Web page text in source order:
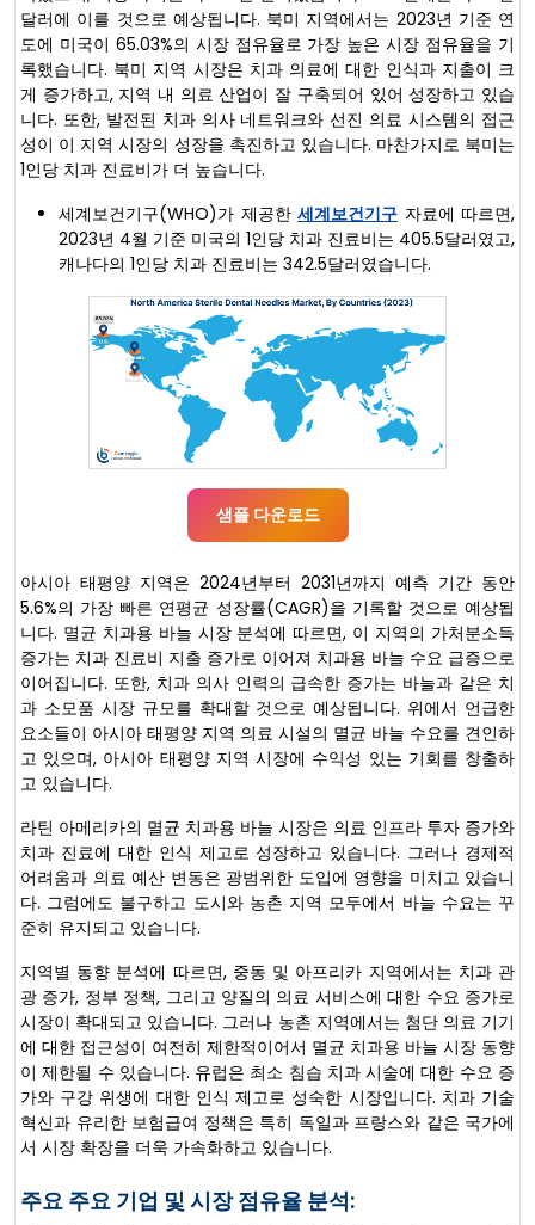
달러에 이를 것으로 예상됩니다. 북미 지역에서는 2023년 기준 연
도에 미국이 65.03%의 시장 점유율로 가장 높은 시장 점유율을 기
록했습니다. 북미 지역 시장은 치과 의료에 대한 인식과 지출이 크
게 증가하고, 지역 내 의료 산업이 잘 구축되어 있어 성장하고 있습
니다. 또한, 발전된 치과 의사 네트워크와 선진 의료 시스템의 접근
성이 이 지역 시장의 성장을 촉진하고 있습니다. 마찬가지로 북미는
1인당 치과 진료비가 더 높습니다.
세계보건기구(WHO)가 제공한 세계보건기구 자료에 따르면,
2023년 4월 기준 미국의 1인당 치과 진료비는 405.5달러였고,
캐나다의 1인당 치과 진료비는 342.5달러였습니다.
샘플 다운로드
아시아 태평양 지역은 2024년부터 2031년까지 예측 기간 동안
5.6%의 가장 빠른 연평균 성장률(CAGR)을 기록할 것으로 예상됩
니다. 멸균 치과용 바늘 시장 분석에 따르면, 이 지역의 가처분소득
증가는 치과 진료비 지출 증가로 이어져 치과용 바늘 수요 급증으로
이어집니다. 또한, 치과 의사 인력의 급속한 증가는 바늘과 같은 치
과 소모품 시장 규모를 확대할 것으로 예상됩니다. 위에서 언급한
요소들이 아시아 태평양 지역 의료 시설의 멸균 바늘 수요를 견인하
고 있으며, 아시아 태평양 지역 시장에 수익성 있는 기회를 창출하
고 있습니다.
라틴 아메리카의 멸균 치과용 바늘 시장은 의료 인프라 투자 증가와
치과 진료에 대한 인식 제고로 성장하고 있습니다. 그러나 경제적
어려움과 의료 예산 변동은 광범위한 도입에 영향을 미치고 있습니
다. 그럼에도 불구하고 도시와 농촌 지역 모두에서 바늘 수요는 꾸
준히 유지되고 있습니다.
지역별 동향 분석에 따르면, 중동 및 아프리카 지역에서는 치과 관
광 증가, 정부 정책, 그리고 양질의 의료 서비스에 대한 수요 증가로
시장이 확대되고 있습니다. 그러나 농촌 지역에서는 첨단 의료 기기
에 대한 접근성이 여전히 제한적이어서 멸균 치과용 바늘 시장 동향
이 제한될 수 있습니다. 유럽은 최소 침습 치과 시술에 대한 수요 증
가와 구강 위생에 대한 인식 제고로 성숙한 시장입니다. 치과 기술
혁신과 유리한 보험급여 정책은 특히 독일과 프랑스와 같은 국가에
서 시장 확장을 더욱 가속화하고 있습니다.
주요 주요 기업 및 시장 점유율 분석: